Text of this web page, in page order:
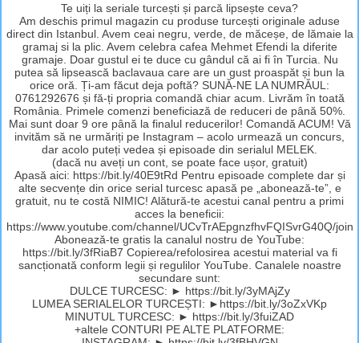
Te uiți la seriale turcești și parcă lipsește ceva?
Am deschis primul magazin cu produse turcești originale aduse
direct din Istanbul. Avem ceai negru, verde, de măceșe, de lămaie la
gramaj si la plic. Avem celebra cafea Mehmet Efendi la diferite
gramaje. Doar gustul ei te duce cu gândul că ai fi în Turcia. Nu
putea să lipsească baclavaua care are un gust proaspăt și bun la
orice oră. Ți-am făcut deja poftă? SUNĂ-NE LA NUMRĂUL:
0761292676 și fă-ți propria comandă chiar acum. Livrăm în toată
România. Primele comenzi beneficiază de reduceri de până 50%.
Mai sunt doar 9 ore până la finalul reducerilor! Comandă ACUM! Vă
invităm să ne urmăriți pe Instagram – acolo urmează un concurs,
dar acolo puteți vedea și episoade din serialul MELEK.
(dacă nu aveți un cont, se poate face ușor, gratuit)
Apasă aici: https://bit.ly/40E9tRd Pentru episoade complete dar și
alte secvențe din orice serial turcesc apasă pe „abonează-te”, e
gratuit, nu te costă NIMIC! Alătură-te acestui canal pentru a primi
acces la beneficii:
https://www.youtube.com/channel/UCvTrAEpgnzfhvFQISvrG40Q/join
Abonează-te gratis la canalul nostru de YouTube:
https://bit.ly/3fRiaB7 Copierea/refolosirea acestui material va fi
sancționată conform legii și regulilor YouTube. Canalele noastre
secundare sunt:
DULCE TURCESC: ► https://bit.ly/3yMAjZy
LUMEA SERIALELOR TURCEȘTI: ►https://bit.ly/3oZxVKp
MINUTUL TURCESC: ► https://bit.ly/3fuiZAD
+altele CONTURI PE ALTE PLATFORME: